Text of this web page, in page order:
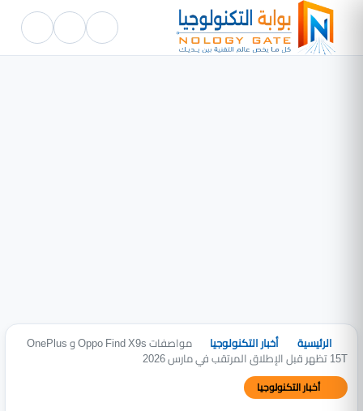
الرئيسية أخبار التكنولوجيا مواصفات Oppo Find X9s و OnePlus
15T تظهر قبل الإطلاق المرتقب في مارس 2026
أخبار التكنولوجيا